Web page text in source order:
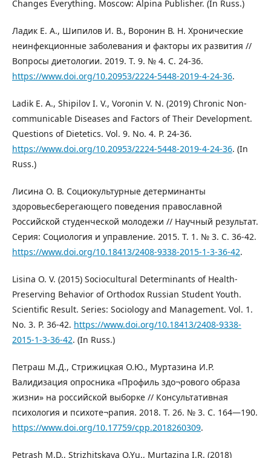
Changes Everything. Moscow: Alpina Publisher. (In Russ.)
Ладик Е. А., Шипилов И. В., Воронин В. Н. Хронические
неинфекционные заболевания и факторы их развития //
Вопросы диетологии. 2019. Т. 9. № 4. С. 24-36.
https://www.doi.org/10.20953/2224-5448-2019-4-24-36.
Ladik E. A., Shipilov I. V., Voronin V. N. (2019) Chronic Non-
communicable Diseases and Factors of Their Development.
Questions of Dietetics. Vol. 9. No. 4. Р. 24-36.
https://www.doi.org/10.20953/2224-5448-2019-4-24-36. (In
Russ.)
Лисина О. В. Социокультурные детерминанты
здоровьесберегающего поведения православной
Российской студенческой молодежи // Научный результат.
Серия: Социология и управление. 2015. Т. 1. № 3. С. 36-42.
https://www.doi.org/10.18413/2408-9338-2015-1-3-36-42.
Lisina O. V. (2015) Sociocultural Determinants of Health-
Preserving Behavior of Orthodox Russian Student Youth.
Scientific Result. Series: Sociology and Management. Vol. 1.
No. 3. Р. 36-42. https://www.doi.org/10.18413/2408-9338-
2015-1-3-36-42. (In Russ.)
Петраш М.Д., Стрижицкая О.Ю., Муртазина И.Р.
Валидизация опросника «Профиль здо¬рового образа
жизни» на российской выборке // Консультативная
психология и психоте¬рапия. 2018. Т. 26. № 3. С. 164—190.
https://www.doi.org/10.17759/cpp.2018260309.
Petrash M.D., Strizhitskaya O.Yu., Murtazina I.R. (2018)